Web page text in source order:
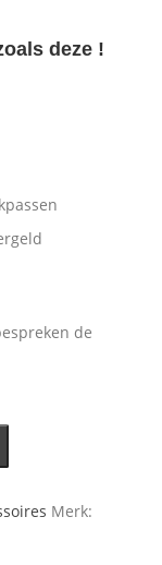
deze !
de
Merk: